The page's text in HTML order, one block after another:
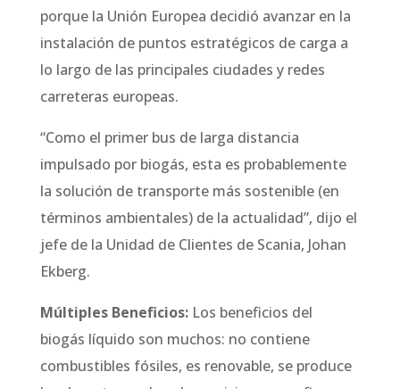
porque la Unión Europea decidió avanzar en la
instalación de puntos estratégicos de carga a
lo largo de las principales ciudades y redes
carreteras europeas.
“Como el primer bus de larga distancia
impulsado por biogás, esta es probablemente
la solución de transporte más sostenible (en
términos ambientales) de la actualidad”, dijo el
jefe de la Unidad de Clientes de Scania, Johan
Ekberg.
Múltiples Beneficios:Los beneficios del
biogás líquido son muchos: no contiene
combustibles fósiles, es renovable, se produce